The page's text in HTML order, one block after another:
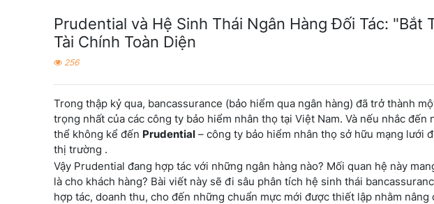
Prudential và Hệ Sinh Thái Ngân Hàng Đối Tác: "Bắt
Tài Chính Toàn Diện
256
Trong thập kỷ qua, bancassurance (bảo hiểm qua ngân hàng) đã trở thành
trọng nhất của các công ty bảo hiểm nhân thọ tại Việt Nam. Và nếu nhắc
thể không kể đến Prudential – công ty bảo hiểm nhân thọ sở hữu mạng lưới
thị trường .
Vậy Prudential đang hợp tác với những ngân hàng nào? Mối quan hệ này
là cho khách hàng? Bài viết này sẽ đi sâu phân tích hệ sinh thái
hợp tác, doanh thu, cho đến những chuẩn mực mới được thiết lập nhằm